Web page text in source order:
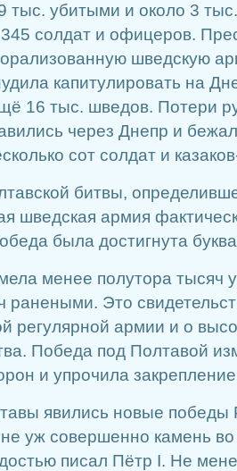
тыс. убитыми и около 3
солдат и офицеров.
шведскую
капитулировать на
16 тыс. шведов. Потери
через Днепр и
сот солдат и
битвы,
шведская армия
была достигнута
менее полутора тысяч
ранеными. Это
регулярной армии и о
Победа под Полтавой
и упрочила
явились новые победы
уж совершенно камень
писал Пётр I. Не